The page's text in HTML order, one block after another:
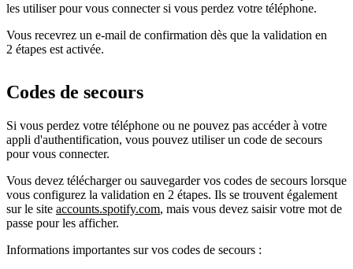
les utiliser pour vous connecter si vous perdez votre téléphone.
Vous recevrez un e-mail de confirmation dès que la validation en
2 étapes est activée.
Codes de secours
Si vous perdez votre téléphone ou ne pouvez pas accéder à votre
appli d'authentification, vous pouvez utiliser un code de secours
pour vous connecter.
Vous devez télécharger ou sauvegarder vos codes de secours lorsque
vous configurez la validation en 2 étapes. Ils se trouvent également
sur le site accounts.spotify.com, mais vous devez saisir votre mot de
passe pour les afficher.
Informations importantes sur vos codes de secours :